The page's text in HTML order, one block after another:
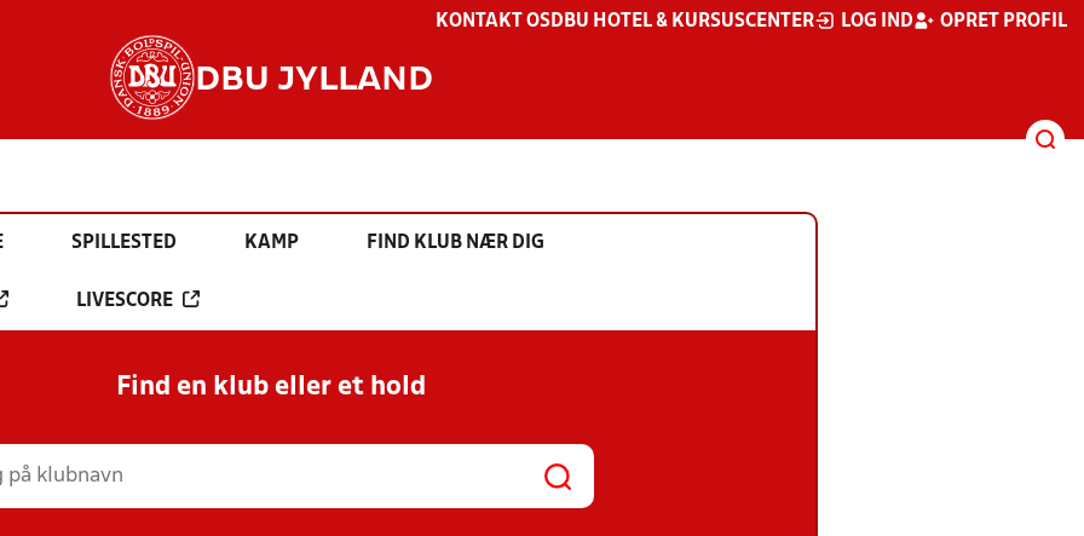
KONTAKT OS DBU HOTEL & KURSUSCENTER LOG IND OPRET PROFIL
DBU JYLLAND
SPILLESTED KAMP FIND KLUB NÆR DIG
LIVESCORE
Find en klub eller et hold